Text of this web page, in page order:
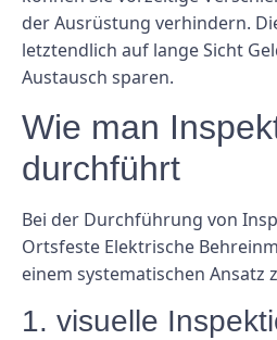
der Ausrüstung verhindern.
letztendlich auf lange Sicht
Austausch sparen.
Wie man
durchführt
Bei der Durchführung von
Ortsfeste Elektrische
einem systematischen Ansatz
1. visuelle